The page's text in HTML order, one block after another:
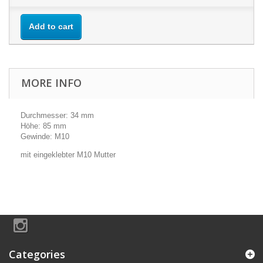
Add to cart
MORE INFO
Durchmesser: 34 mm
Höhe: 85 mm
Gewinde: M10
mit eingeklebter M10 Mutter
Categories